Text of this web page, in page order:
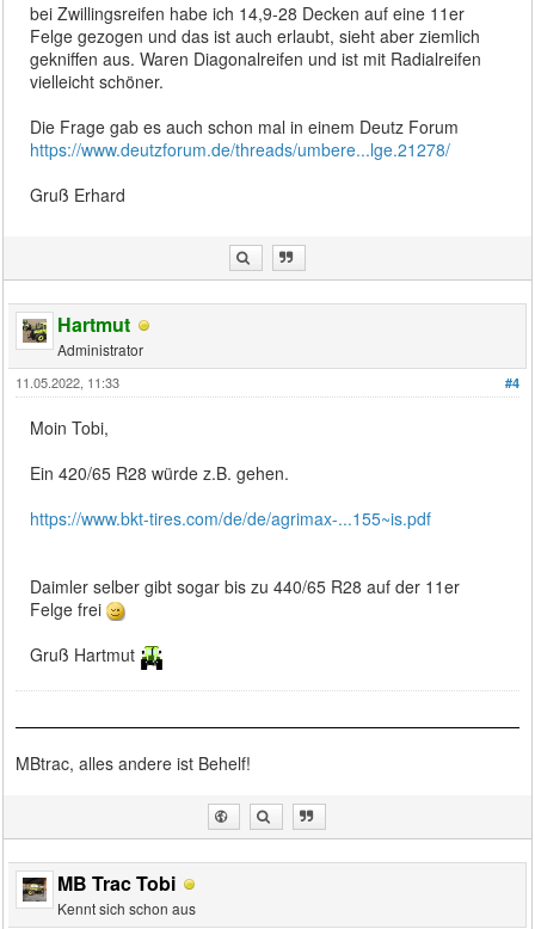
bei Zwillingsreifen habe ich 14,9-28 Decken auf eine 11er
Felge gezogen und das ist auch erlaubt, sieht aber ziemlich
gekniffen aus. Waren Diagonalreifen und ist mit Radialreifen
vielleicht schöner.
Die Frage gab es auch schon mal in einem Deutz Forum
https://www.deutzforum.de/threads/umbere...lge.21278/
Gruß Erhard
Hartmut
Administrator
#4
11.05.2022, 11:33
Moin Tobi,
Ein 420/65 R28 würde z.B. gehen.
https://www.bkt-tires.com/de/de/agrimax-...155~is.pdf
Daimler selber gibt sogar bis zu 440/65 R28 auf der 11er
Felge frei
Gruß Hartmut
MBtrac, alles andere ist Behelf!
MB Trac Tobi
Kennt sich schon aus